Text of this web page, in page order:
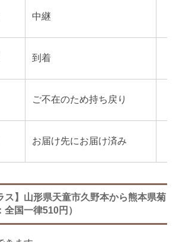
中継
到着
ご不在のため持ち戻り
お届け先にお届け済み
ス】山形県天童市久野本から熊本県菊
国一律510円）